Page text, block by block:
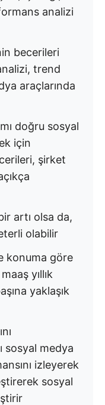
analizi
becerileri
trend
araçlarında
doğru sosyal
için
şirket
artı olsa da,
olabilir
konuma göre
yıllık
yaklaşık
sosyal medya
izleyerek
sosyal